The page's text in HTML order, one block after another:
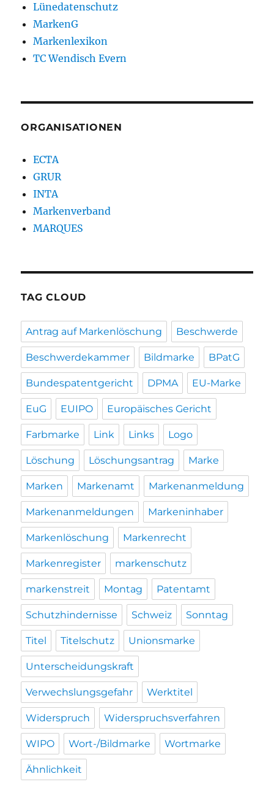
Lünedatenschutz
MarkenG
Markenlexikon
TC Wendisch Evern
ORGANISATIONEN
ECTA
GRUR
INTA
Markenverband
MARQUES
TAG CLOUD
Antrag auf Markenlöschung Beschwerde
Beschwerdekammer Bildmarke BPatG
Bundespatentgericht DPMA EU-Marke
EuG EUIPO Europäisches Gericht
Farbmarke Link Links Logo
Löschung Löschungsantrag Marke
Marken Markenamt Markenanmeldung
Markenanmeldungen Markeninhaber
Markenlöschung Markenrecht
Markenregister markenschutz
markenstreit Montag Patentamt
Schutzhindernisse Schweiz Sonntag
Titel Titelschutz Unionsmarke
Unterscheidungskraft
Verwechslungsgefahr Werktitel
Widerspruch Widerspruchsverfahren
WIPO Wort-/Bildmarke Wortmarke
Ähnlichkeit